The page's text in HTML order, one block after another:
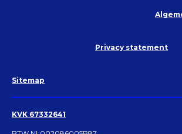
Privacy statement
Sitemap
KVK 67332641